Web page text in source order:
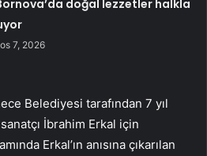
doğal lezzetler halkla
7, 2026
Belediyesi tarafından 7 yıl
İbrahim Erkal için
Erkal’ın anısına çıkarılan